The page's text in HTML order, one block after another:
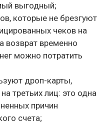
выгодный;
которые не брезгуют
чеков на
возврат временно
можно потратить
дроп-карты,
третьих лиц: это одна
причин
счета;